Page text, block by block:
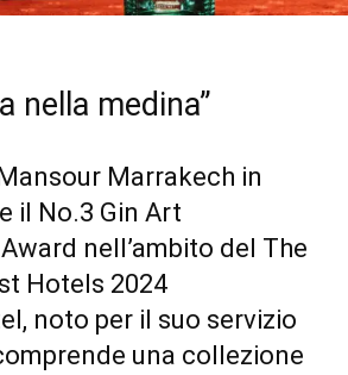
nella medina”
Marrakech in
il No.3 Gin Art
nell’ambito del The
Hotels 2024
noto per il suo servizio
una collezione